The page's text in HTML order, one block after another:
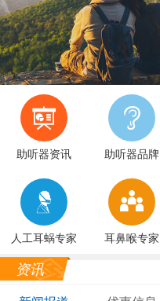
助听器资讯 助听器品牌
人工耳蜗专家 耳鼻喉专家
资讯